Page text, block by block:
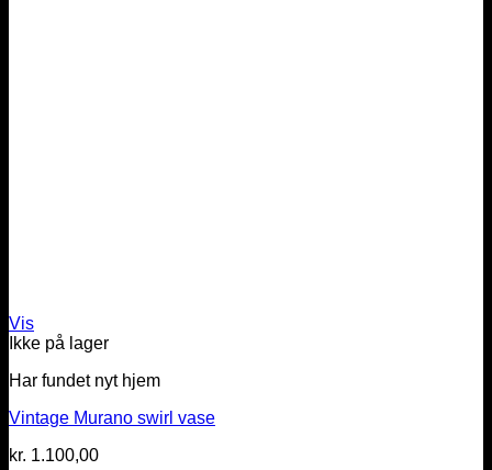
Vis
Ikke på lager
Har fundet nyt hjem
Vintage Murano swirl vase
kr. 1.100,00